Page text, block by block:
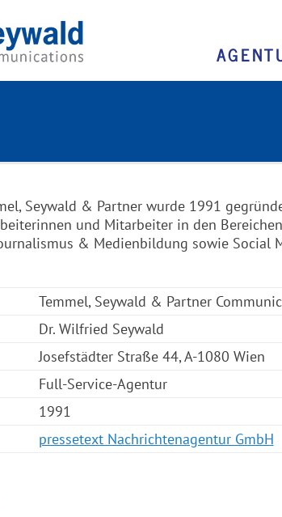
Seywald & Partner wurde 1991
und Mitarbeiter in den
& Medienbildung sowie Social
Temmel, Seywald & Partner
Dr. Wilfried Seywald
Josefstädter Straße 44, A-1080 Wien
Full-Service-Agentur
1991
pressetext Nachrichtenagentur GmbH